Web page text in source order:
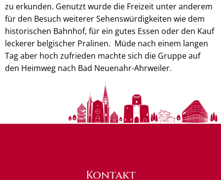
zu erkunden. Genutzt wurde die Freizeit unter anderem
für den Besuch weiterer Sehenswürdigkeiten wie dem
historischen Bahnhof, für ein gutes Essen oder den Kauf
leckerer belgischer Pralinen. Müde nach einem langen
Tag aber hoch zufrieden machte sich die Gruppe auf
den Heimweg nach Bad Neuenahr-Ahrweiler.
Kontakt